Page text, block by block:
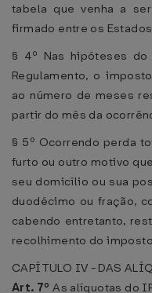
tabela que venha a
firmado entre os
§ 4º Nas hipóteses
Regulamento, o
ao número de meses
partir do mês da
§ 5º Ocorrendo perda
furto ou outro motivo
seu domicílio ou sua
duodécimo ou fração,
cabendo entretanto,
recolhimento do
CAPÍTULO IV - DAS
Art. 7º As alíquotas do